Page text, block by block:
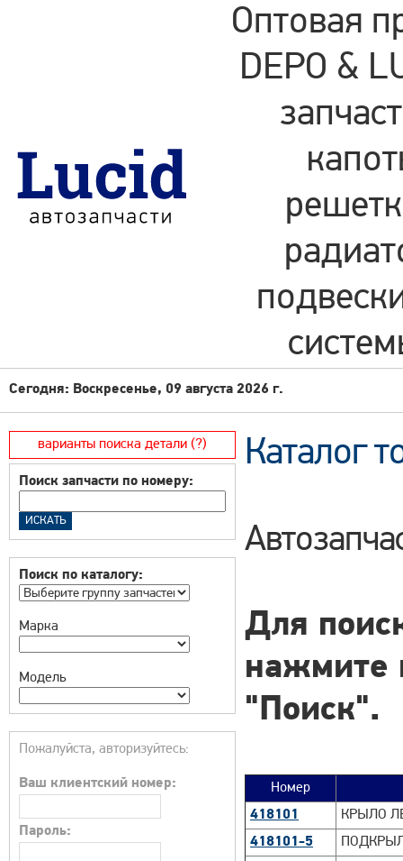
Оптовая
DEPO &
Сегодня: Воскресенье, 09 августа 2026 г.
варианты поиска детали (?)
Поиск запчасти по номеру:
Поиск по каталогу:
Марка
Модель
Пожалуйста, авторизуйтесь:
Ваш клиентский номер:
Пароль:
Каталог
Для
нажмите
"Поиск".
Номер
418101
КРЫЛО
418101-5